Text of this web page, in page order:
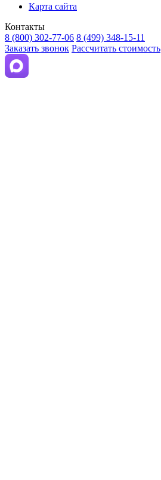
Карта сайта
Контакты
8 (800) 302-77-06 8 (499) 348-15-11
Заказать звонок Рассчитать стоимость